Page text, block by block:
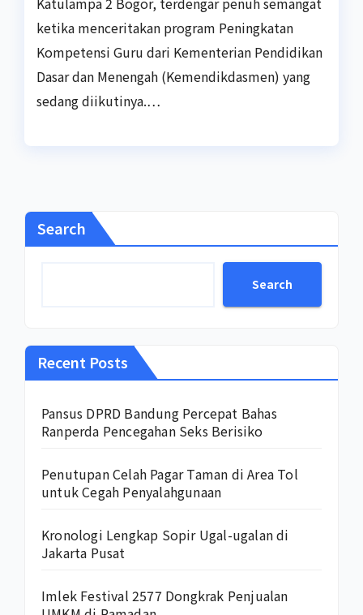
ketika menceritakan program Peningkatan
Kompetensi Guru dari Kementerian Pendidikan
Dasar dan Menengah (Kemendikdasmen) yang
sedang diikutinya.…
Search
Search
Recent Posts
Pansus DPRD Bandung Percepat Bahas
Ranperda Pencegahan Seks Berisiko
Penutupan Celah Pagar Taman di Area Tol
untuk Cegah Penyalahgunaan
Kronologi Lengkap Sopir Ugal-ugalan di
Jakarta Pusat
Imlek Festival 2577 Dongkrak Penjualan